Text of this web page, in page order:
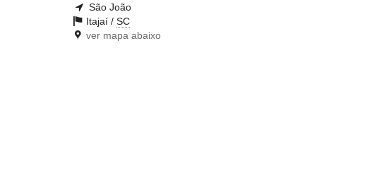
São João
Itajaí / SC
ver mapa abaixo